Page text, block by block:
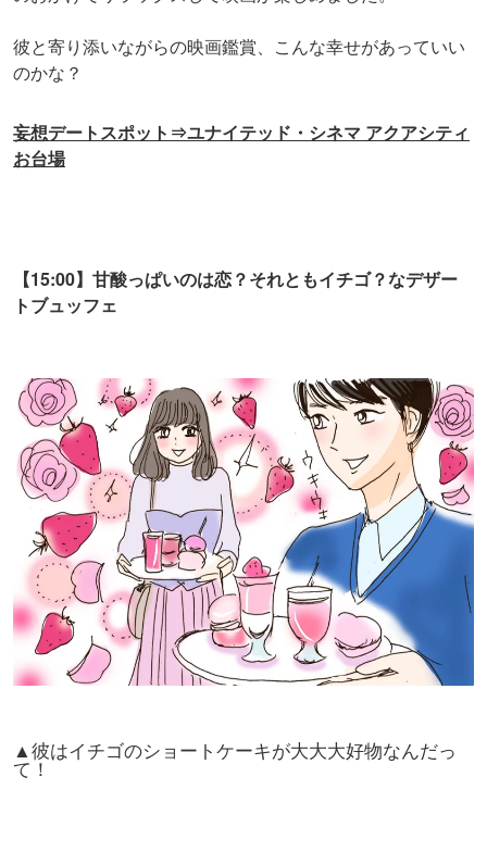
彼と寄り添いながらの映画鑑賞、こんな幸せがあっていい
のかな？
妄想デートスポット⇒ユナイテッド・シネマ アクアシティ
お台場
【15:00】甘酸っぱいのは恋？それともイチゴ？なデザー
トブュッフェ
▲彼はイチゴのショートケーキが大大大好物なんだっ
て！